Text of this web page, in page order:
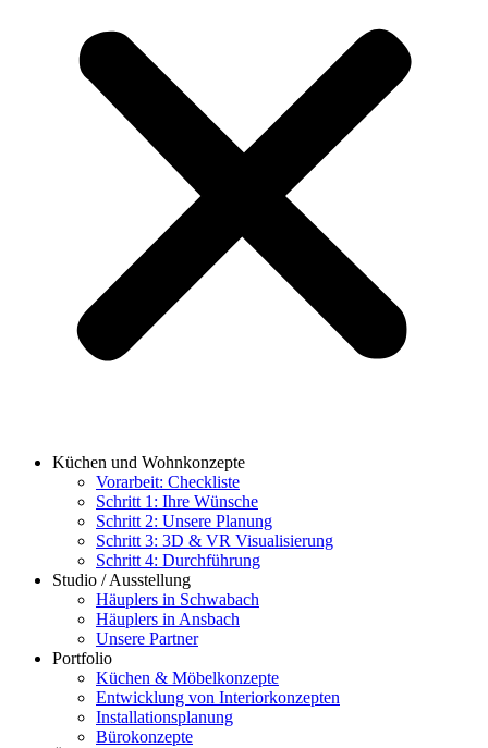
Küchen und Wohnkonzepte
Vorarbeit: Checkliste
Schritt 1: Ihre Wünsche
Schritt 2: Unsere Planung
Schritt 3: 3D & VR Visualisierung
Schritt 4: Durchführung
Studio / Ausstellung
Häuplers in Schwabach
Häuplers in Ansbach
Unsere Partner
Portfolio
Küchen & Möbelkonzepte
Entwicklung von Interiorkonzepten
Installationsplanung
Bürokonzepte